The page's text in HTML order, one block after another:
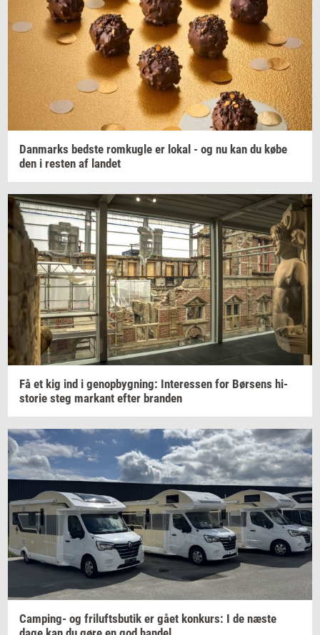
Dan­marks bed­ste rom­kug­le er lokal - og nu kan du købe
den i re­sten af lan­det
Få et kig ind i genop­byg­ning: In­ter­es­sen for Bør­sens hi­
sto­rie steg mar­kant efter bran­den
Camping-​ og fril­ufts­bu­tik er gået kon­kurs: I de næste